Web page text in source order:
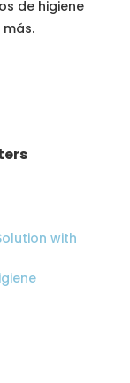
de higiene
with